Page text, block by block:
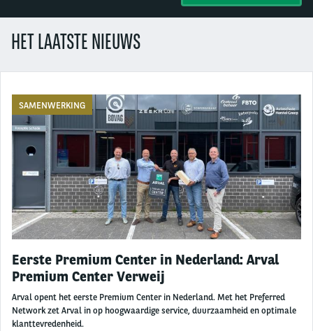
HET LAATSTE NIEUWS
SAMENWERKING
Eerste Premium Center in Nederland: Arval
Premium Center Verweij
Arval opent het eerste Premium Center in Nederland. Met het Preferred
Network zet Arval in op hoogwaardige service, duurzaamheid en optimale
klanttevredenheid.